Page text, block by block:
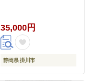
35,000円
静岡県 掛川市